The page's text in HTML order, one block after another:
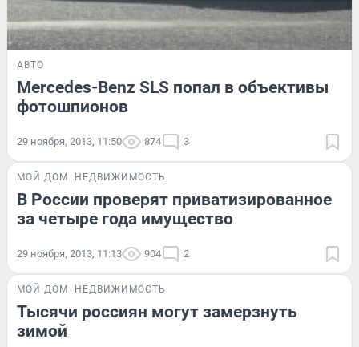
АВТО
Mercedes-Benz SLS попал в объективы
фотошпионов
29 ноября, 2013, 11:50 874 3
МОЙ ДОМ НЕДВИЖИМОСТЬ
В России проверят приватизированное
за четыре года имущество
29 ноября, 2013, 11:13 904 2
МОЙ ДОМ НЕДВИЖИМОСТЬ
Тысячи россиян могут замерзнуть
зимой